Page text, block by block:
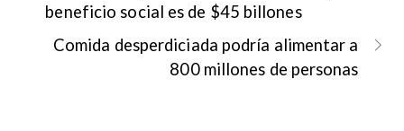
beneficio social es de $45 billones
Comida desperdiciada podría alimentar a
800 millones de personas